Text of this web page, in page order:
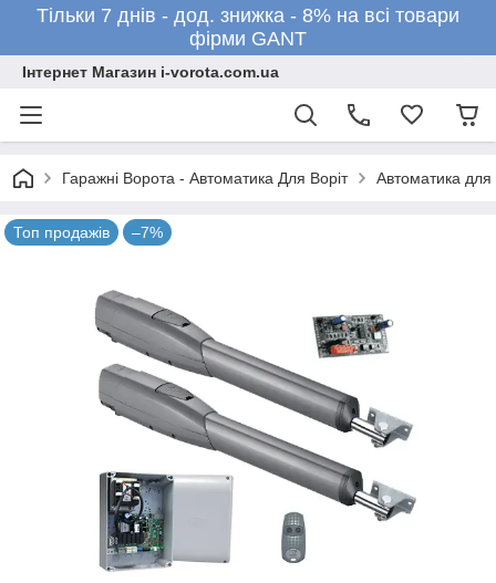
Тільки 7 днів - дод. знижка - 8% на всі товари
фірми GANT
Інтернет Магазин i-vorota.com.ua
Гаражні Ворота - Автоматика Для Воріт Автоматика для
Топ продажів –7%